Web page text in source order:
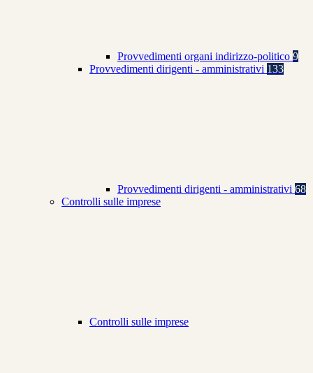
Provvedimenti organi indirizzo-politico 9
Provvedimenti dirigenti - amministrativi 133
Provvedimenti dirigenti - amministrativi 68
Controlli sulle imprese
Controlli sulle imprese